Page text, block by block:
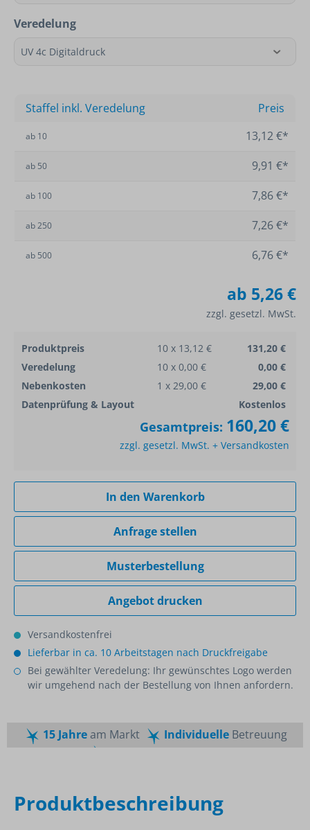
Veredelung
Staffel inkl. Veredelung Preis
ab 10 13,12 €*
ab 50 9,91 €*
ab 100 7,86 €*
ab250 7,26 €*
ab 500 6,76 €*
ab 5,26 €
zzgl. gesetzl. MwSt.
Produktpreis 10 x 13,12 €
131,20 €
Veredelung
10 x 0,00 €
0,00 €
Nebenkosten
1 x 29,00 €
29,00 €
Datenprüfung & Layout
Kostenlos
Gesamtpreis: 160,20 €
zzgl. gesetzl. MwSt. + Versandkosten
In den Warenkorb
Anfrage stellen
Musterbestellung
Angebot drucken
Versandkostenfrei
Lieferbar in ca. 10 Arbeitstagen nach Druckfreigabe
Bei gewählter Veredelung: Ihr gewünschtes Logo werden
wir umgehend nach der Bestellung von Ihnen anfordern.
15 Jahream Markt IndividuelleBetreuung
Produktbeschreibung